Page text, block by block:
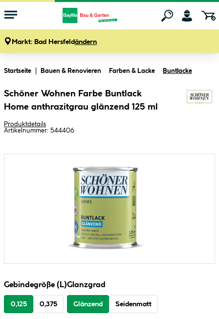
Markt: Bad Hersfeldändern
Startseite Bauen & Renovieren Farben & Lacke Buntlacke
Schöner Wohnen Farbe Buntlack
Home anthrazitgrau glänzend 125 ml
Produktdetails
Artikelnummer: 544406
Gebindegröße (L)
0,125 0,375
Glanzgrad
Glänzend Seidenmatt